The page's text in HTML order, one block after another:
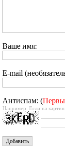
Ваше имя:
E-mail
Антиспам: (
Например: Если на